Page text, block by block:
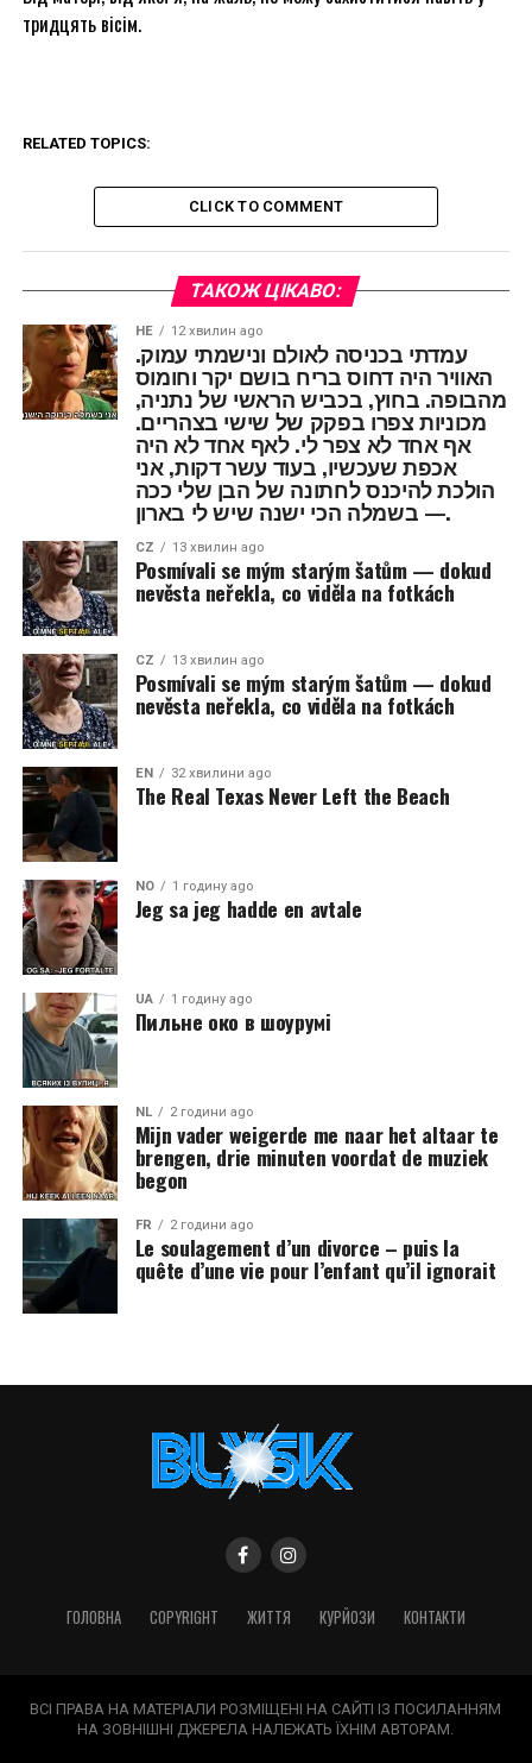
тридцять вісім.
RELATED TOPICS:
CLICK TO COMMENT
ТАКОЖ ЦІКАВО:
HE 12 хвилин ago
עמדתי בכניסה לאולם ונישמתי עמוק.
האוויר היה דחוס בריח בושם יקר וחומוס
מהבופה. בחוץ, בכביש הראשי של נתניה,
מכוניות צפרו בפקק של שישי בצהריים.
אף אחד לא צפר לי. לאף אחד לא היה
אכפת שעכשיו, בעוד עשר דקות, אני
הולכת להיכנס לחתונה של הבן שלי ככה
— בשמלה הכי ישנה שיש לי בארון.
CZ 13 хвилин ago
Posmívali se mým starým šatům — dokud
nevěsta neřekla, co viděla na fotkách
CZ 13 хвилин ago
Posmívali se mým starým šatům — dokud
nevěsta neřekla, co viděla na fotkách
EN 32 хвилини ago
The Real Texas Never Left the Beach
NO 1 годину ago
Jeg sa jeg hadde en avtale
UA 1 годину ago
Пильне око в шоурумі
NL 2 години ago
Mijn vader weigerde me naar het altaar te
brengen, drie minuten voordat de muziek
begon
FR 2 години ago
Le soulagement d’un divorce – puis la
quête d’une vie pour l’enfant qu’il ignorait
ГОЛОВНА COPYRIGHT ЖИТТЯ КУРЙОЗИ КОНТАКТИ
ВСІ ПРАВА НА МАТЕРІАЛИ РОЗМІЩЕНІ НА САЙТІ ІЗ ПОСИЛАННЯМ
НА ЗОВНІШНІ ДЖЕРЕЛА НАЛЕЖАТЬ ЇХНІМ АВТОРАМ.